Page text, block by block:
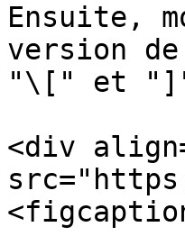
Ensuite,
version
"\[" et
<div